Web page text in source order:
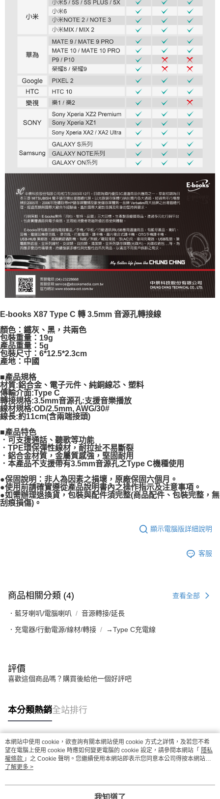
E-books X87 Type C 轉 3.5mm 音源孔轉接線
顏色：鐵灰、黑，共兩色
包裝重量：19g
產品重量：5g
包裝尺寸：6*12.5*2.3cm
產地：中國
■產品規格
材質:鋁合金、電子元件、純銅線芯、塑料
傳輸介面:Type C
轉接規格:3.5mm音源孔:支援音樂播放
線材規格:OD/2.5mm, AWG/30#
線長:約11cm(含兩端接頭)
■產品特色
．可支援通話、聽歌等功能
．TPE環保彈性線材，耐拉扯不易斷裂
．鋁合金材質，金屬質感強，堅固耐用
．本產品不支援帶有3.5mm音源孔之Type C機種使用
●保固說明：非人為因素之損壞，原廠保固六個月。
●使用前請確實遵從產品說明書內之操作指示及注意事項。
●如需辦理退換貨，包裝與配件須完整(商品配件、包裝完整，無
刮痕損傷)。
顯示電腦版詳細說明
客服
商品相關分類 (4) 查看全部
．藍牙喇叭/電腦喇叭 音源轉接/延長
．充電器/行動電源/線材/轉接 →Type C充電線
評價
喜歡這個商品嗎？購買後給他一個好評吧
本分類熱銷全站排行
熱門標籤
本網站中使用 cookie，欲查詢有關本網站使用 cookie 方式之詳情，及若您不希
望在電腦上使用 cookie 時應如何變更電腦的 cookie 設定，請參閱本網站「 隱私
權條款 」之 Cookie 聲明。您繼續使用本網站即表示您同意本公司得按本網站使
用條款之 Cookie 聲明使用 cookie。
了解更多 >
我知道了